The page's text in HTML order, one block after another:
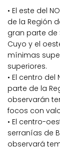
• El este del
de la Región
gran parte de
Cuyo y el
mínimas
superiores.
• El centro
parte de la
observarán
focos con
• El centro-
serranías de
observará